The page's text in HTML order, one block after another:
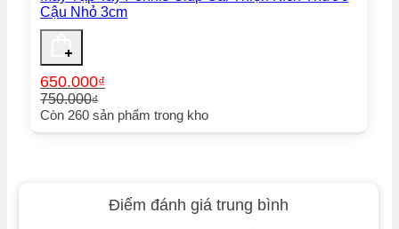
Cậu Nhỏ 3cm
750.000₫
Giá
650.000₫
Giá
Còn 260 sản phẩm trong kho
Điểm đánh giá trung bình